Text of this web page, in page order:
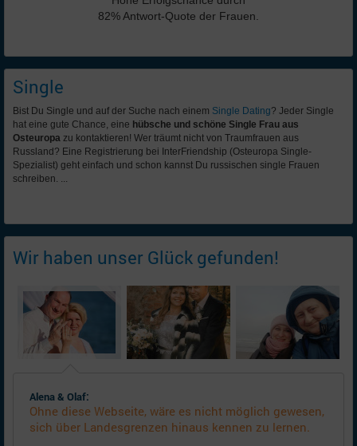
82% Antwort-Quote der Frauen.
Single
Bist Du Single und auf der Suche nach einem Single Dating? Jeder Single
hat eine gute Chance, eine hübsche und schöne Single Frau aus
Osteuropa zu kontaktieren! Wer träumt nicht von Traumfrauen aus
Russland? Eine Registrierung bei InterFriendship (Osteuropa Single-
Spezialist) geht einfach und schon kannst Du russischen single Frauen
schreiben. ...
Wir haben unser Glück gefunden!
Alena & Olaf:
Ohne diese Webseite, wäre es nicht möglich gewesen,
sich über Landesgrenzen hinaus kennen zu lernen.